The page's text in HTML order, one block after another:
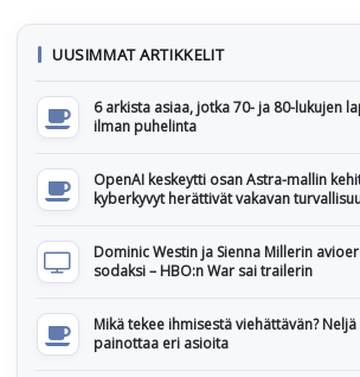
UUSIMMAT ARTIKKELIT
6 arkista asiaa, jotka 70- ja 80-lukujen
ilman puhelinta
OpenAI keskeytti osan Astra-mallin
kyberkyvyt herättivät vakavan
Dominic Westin ja Sienna Millerin
sodaksi – HBO:n War sai trailerin
Mikä tekee ihmisestä viehättävän?
painottaa eri asioita